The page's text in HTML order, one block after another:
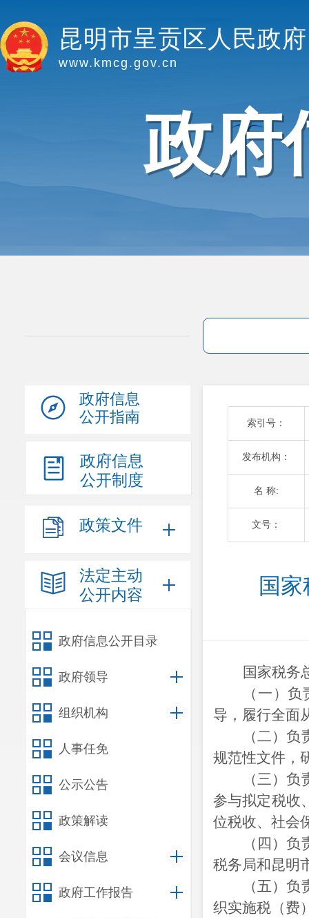
昆明市呈贡区人民政府
www.kmcg.gov.cn
政府
政府信息
公开指南
政府信息
公开制度
政策文件
法定主动
公开内容
政府信息公开目录
政府领导
组织机构
人事任免
公示公告
政策解读
会议信息
政府工作报告
索引号：
发布机构：
名 称:
文号：
国
国家税务
（一）
导，履行全面
（二）
规范性文件，
（三）
参与拟定税收
位税收、社会
（四）
税务局和昆明
（五）
织实施税（费